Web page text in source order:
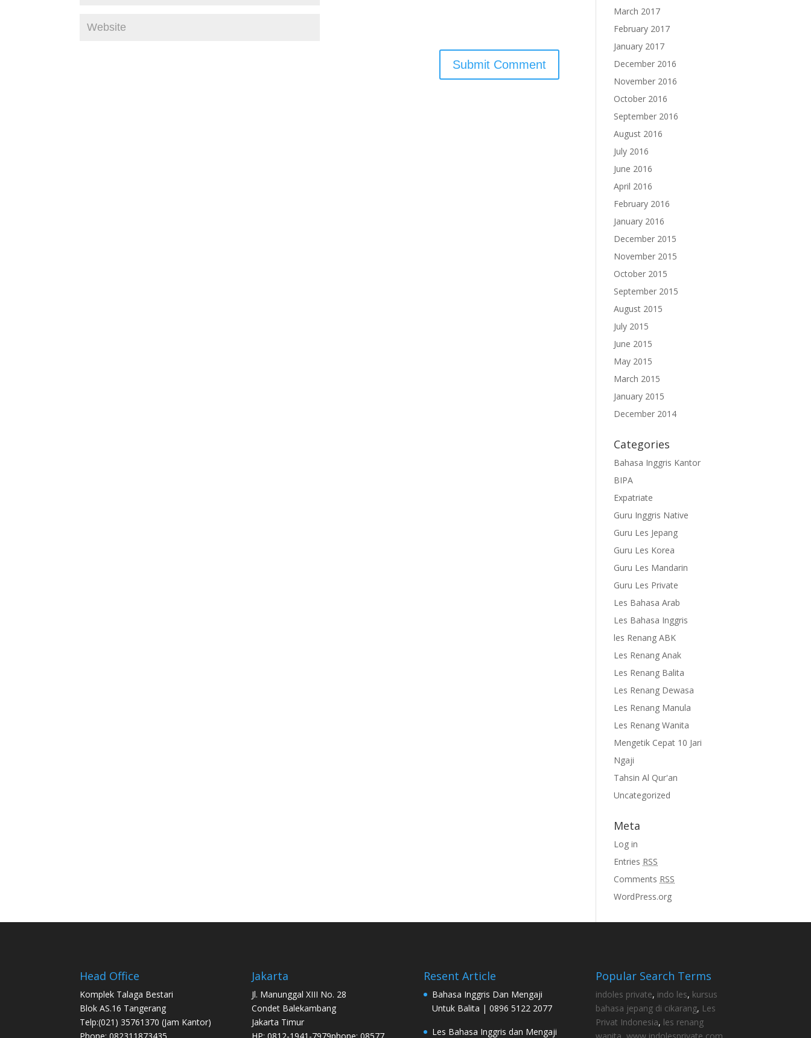
March 2017
February 2017
January 2017
December 2016
November 2016
October 2016
September 2016
August 2016
July 2016
June 2016
April 2016
February 2016
January 2016
December 2015
November 2015
October 2015
September 2015
August 2015
July 2015
June 2015
May 2015
March 2015
January 2015
December 2014
Categories
Bahasa Inggris Kantor
BIPA
Expatriate
Guru Inggris Native
Guru Les Jepang
Guru Les Korea
Guru Les Mandarin
Guru Les Private
Les Bahasa Arab
Les Bahasa Inggris
les Renang ABK
Les Renang Anak
Les Renang Balita
Les Renang Dewasa
Les Renang Manula
Les Renang Wanita
Mengetik Cepat 10 Jari
Ngaji
Tahsin Al Qur'an
Uncategorized
Meta
Log in
Entries RSS
Comments RSS
WordPress.org
Head Office
Komplek Talaga Bestari
Blok AS.16 Tangerang
Telp:(021) 35761370 (Jam Kantor)
Jakarta
Jl. Manunggal XIII No. 28
Condet Balekambang
Jakarta Timur
Resent Article
Bahasa Inggris Dan Mengaji
Untuk Balita | 0896 5122 2077
Les Bahasa Inggris dan Mengaji
Popular Search Terms
indoles private, indo les, kursus
bahasa jepang di cikarang, Les
Privat Indonesia, les renang